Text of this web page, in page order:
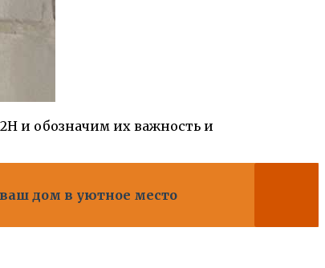
и обозначим их важность и
ваш дом в уютное место